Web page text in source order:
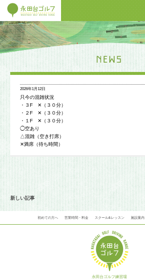
2026年1月12日
只今の混雑状況
・３F ✕（３０分）
・２F ✕（３０分）
・１F ✕（３０分）
◯空あり
△混雑（空き打席）
✕満席（待ち時間）
新しい記事
初めての方へ 営業時間・料金 スクール&レッスン 施設案内
永田台ゴルフ練習場